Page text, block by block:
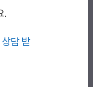
.
담 받